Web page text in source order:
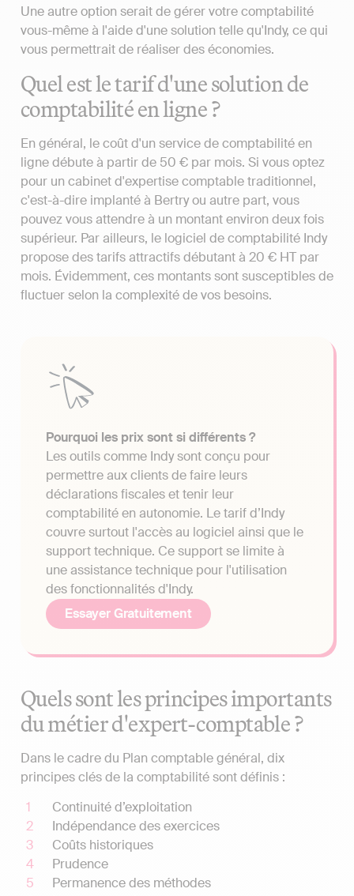
Une autre option serait de gérer votre comptabilité
vous-même à l'aide d'une solution telle qu'Indy, ce qui
vous permettrait de réaliser des économies.
Quel est le tarif d'une solution de
comptabilité en ligne ?
En général, le coût d'un service de comptabilité en
ligne débute à partir de 50 € par mois. Si vous optez
pour un cabinet d'expertise comptable traditionnel,
c'est-à-dire implanté à Bertry ou autre part, vous
pouvez vous attendre à un montant environ deux fois
supérieur. Par ailleurs, le logiciel de comptabilité Indy
propose des tarifs attractifs débutant à 20 € HT par
mois. Évidemment, ces montants sont susceptibles de
fluctuer selon la complexité de vos besoins.
Pourquoi les prix sont si différents ?
Les outils comme Indy sont conçu pour
permettre aux clients de faire leurs
déclarations fiscales et tenir leur
comptabilité en autonomie. Le tarif d’Indy
couvre surtout l'accès au logiciel ainsi que le
support technique. Ce support se limite à
une assistance technique pour l'utilisation
des fonctionnalités d'Indy.
Essayer Gratuitement
Quels sont les principes importants
du métier d'expert-comptable ?
Dans le cadre du Plan comptable général, dix
principes clés de la comptabilité sont définis :
Continuité d’exploitation
Indépendance des exercices
Coûts historiques
Prudence
Permanence des méthodes